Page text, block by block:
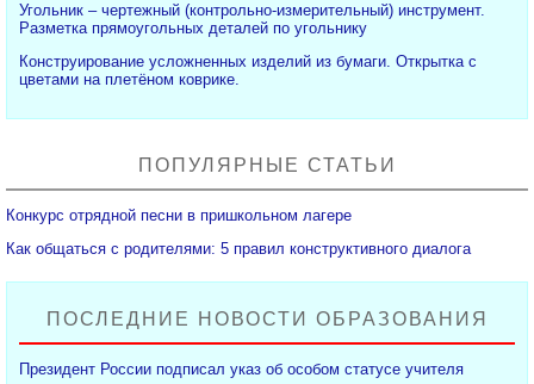
Угольник – чертежный (контрольно-измерительный) инструмент.
Разметка прямоугольных деталей по угольнику
Конструирование усложненных изделий из бумаги. Открытка с
цветами на плетёном коврике.
ПОПУЛЯРНЫЕ СТАТЬИ
Конкурс отрядной песни в пришкольном лагере
Как общаться с родителями: 5 правил конструктивного диалога
ПОСЛЕДНИЕ НОВОСТИ ОБРАЗОВАНИЯ
Президент России подписал указ об особом статусе учителя